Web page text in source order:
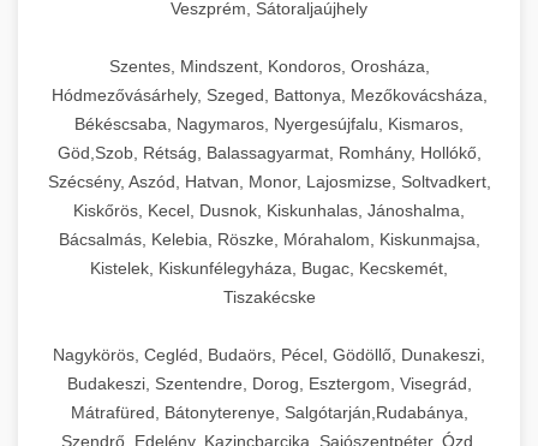
Veszprém, Sátoraljaújhely
Szentes, Mindszent, Kondoros, Orosháza,
Hódmezővásárhely, Szeged, Battonya, Mezőkovácsháza,
Békéscsaba, Nagymaros, Nyergesújfalu, Kismaros,
Göd,Szob, Rétság, Balassagyarmat, Romhány, Hollókő,
Szécsény, Aszód, Hatvan, Monor, Lajosmizse, Soltvadkert,
Kiskőrös, Kecel, Dusnok, Kiskunhalas, Jánoshalma,
Bácsalmás, Kelebia, Röszke, Mórahalom, Kiskunmajsa,
Kistelek, Kiskunfélegyháza, Bugac, Kecskemét,
Tiszakécske
Nagykörös, Cegléd, Budaörs, Pécel, Gödöllő, Dunakeszi,
Budakeszi, Szentendre, Dorog, Esztergom, Visegrád,
Mátrafüred, Bátonyterenye, Salgótarján,Rudabánya,
Szendrő, Edelény, Kazincbarcika, Sajószentpéter, Ózd,